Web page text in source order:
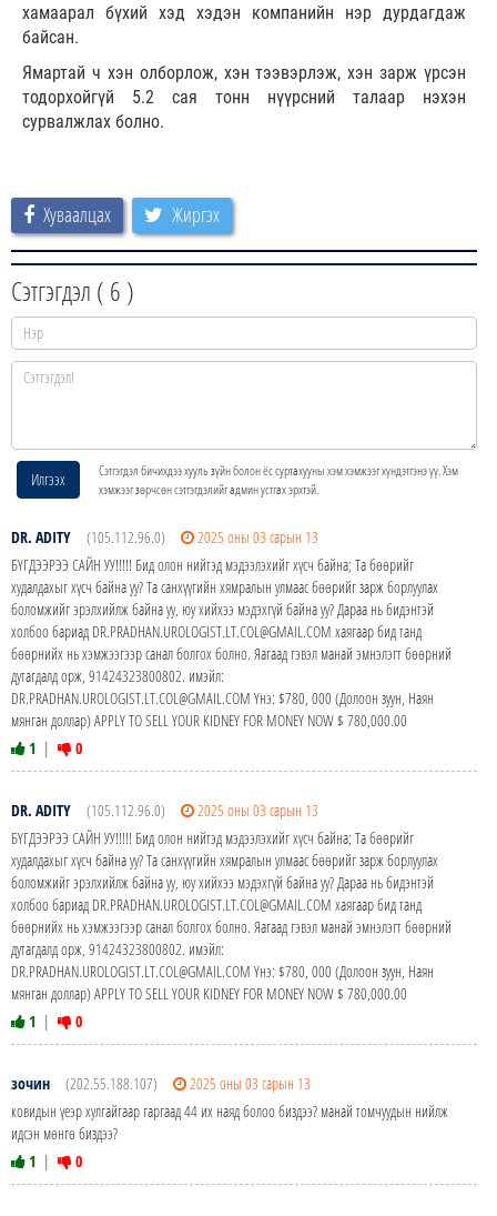
хамаарал бүхий хэд хэдэн компанийн нэр дурдагдаж
байсан.
Ямартай ч хэн олборлож, хэн тээвэрлэж, хэн зарж үрсэн
тодорхойгүй 5.2 сая тонн нүүрсний талаар нэхэн
сурвалжлах болно.
Хуваалцах Жиргэх
Сэтгэгдэл ( 6 )
Илгээх
Сэтгэгдэл бичихдээ хууль зүйн болон ёс суртахууны хэм хэмжээг хүндэтгэнэ үү. Хэм
хэмжээг зөрчсөн сэтгэгдэлийг админ устгах эрхтэй.
DR. ADITY (105.112.96.0)
2025 оны 03 сарын 13
БҮГДЭЭРЭЭ САЙН УУ!!!!! Бид олон нийтэд мэдээлэхийг хүсч байна; Та бөөрийг
худалдахыг хүсч байна уу? Та санхүүгийн хямралын улмаас бөөрийг зарж борлуулах
боломжийг эрэлхийлж байна уу, юу хийхээ мэдэхгүй байна уу? Дараа нь бидэнтэй
холбоо бариад DR.PRADHAN.UROLOGIST.LT.COL@GMAIL.COM хаягаар бид танд
бөөрнийх нь хэмжээгээр санал болгох болно. Яагаад гэвэл манай эмнэлэгт бөөрний
дутагдалд орж, 91424323800802. имэйл:
DR.PRADHAN.UROLOGIST.LT.COL@GMAIL.COM Yнэ: $780, 000 (Долоон зуун, Наян
мянган доллар) APPLY TO SELL YOUR KIDNEY FOR MONEY NOW $ 780,000.00
1 | 0
DR. ADITY (105.112.96.0)
2025 оны 03 сарын 13
БҮГДЭЭРЭЭ САЙН УУ!!!!! Бид олон нийтэд мэдээлэхийг хүсч байна; Та бөөрийг
худалдахыг хүсч байна уу? Та санхүүгийн хямралын улмаас бөөрийг зарж борлуулах
боломжийг эрэлхийлж байна уу, юу хийхээ мэдэхгүй байна уу? Дараа нь бидэнтэй
холбоо бариад DR.PRADHAN.UROLOGIST.LT.COL@GMAIL.COM хаягаар бид танд
бөөрнийх нь хэмжээгээр санал болгох болно. Яагаад гэвэл манай эмнэлэгт бөөрний
дутагдалд орж, 91424323800802. имэйл:
DR.PRADHAN.UROLOGIST.LT.COL@GMAIL.COM Yнэ: $780, 000 (Долоон зуун, Наян
мянган доллар) APPLY TO SELL YOUR KIDNEY FOR MONEY NOW $ 780,000.00
1 | 0
зочин (202.55.188.107)
2025 оны 03 сарын 13
ковидын үеэр хулгайгаар гаргаад 44 их наяд болоо биздээ? манай томчуудын нийлж
идсэн мөнгө биздээ?
1 | 0